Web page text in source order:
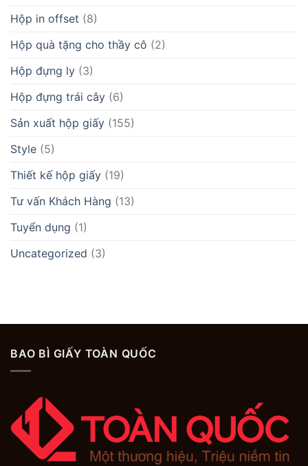
Hộp in offset (8)
Hộp quà tặng cho thầy cô (2)
Hộp đựng ly (3)
Hộp đựng trái cây (6)
Sản xuất hộp giấy (155)
Style (5)
Thiết kế hộp giấy (19)
Tư vấn Khách Hàng (13)
Tuyển dụng (1)
Uncategorized (3)
BAO BÌ GIẤY TOÀN QUỐC